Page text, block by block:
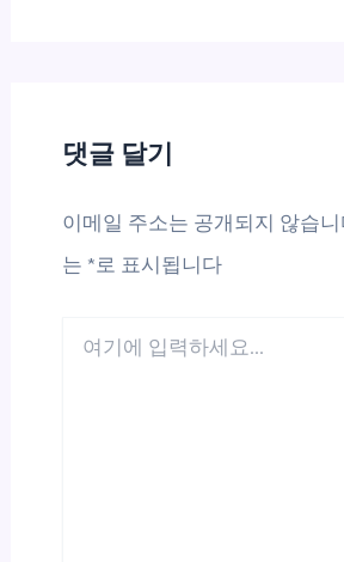
댓글 달기
이메일 주소는 공개되지 않습니
는 *로 표시됩니다